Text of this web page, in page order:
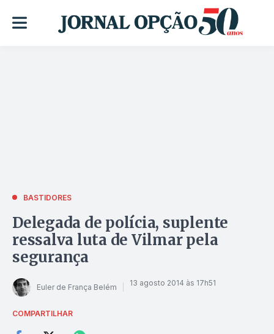
BASTIDORES
Delegada de polícia, suplente
ressalva luta de Vilmar pela
segurança
Euler de França Belém 13 agosto 2014 às 17h51
COMPARTILHAR